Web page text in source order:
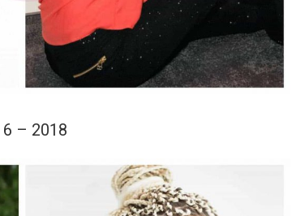
– 2018